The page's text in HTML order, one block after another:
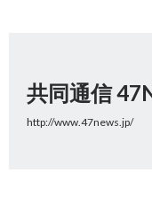
共同通信
http://www.47news.jp/